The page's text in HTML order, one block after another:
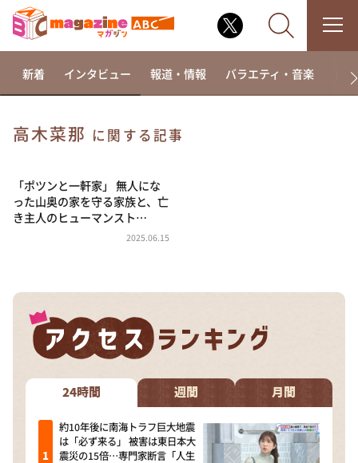
相席食堂
これ余談なんですけど・・・
～人生密着トークバラエティ！～ やすとものいたっ
河合＆A.B.C-Z塚田×福井アナ「なんでやねん！？」
（news おかえり）
DAIGOも台所 ～きょうの献立 何にする？～
本日はダイアンなり！シーズン２
朝だ！生です旅サラダ
教えて！ニュースライブ 正義のミカタ
新着 インタビュー 報道・情報 バラエティ・音楽 ド
高木菜那 に関する記事
「ポツンと一軒家」 無人にな
った山奥の家を守る家族と、亡
き主人のヒューマンスト…
2025.06.15
24時間 週間 月間
約10年後に南海トラフ巨大地震
は「必ず来る」 被害は東日本大
震災の15倍…専門家断言「人生